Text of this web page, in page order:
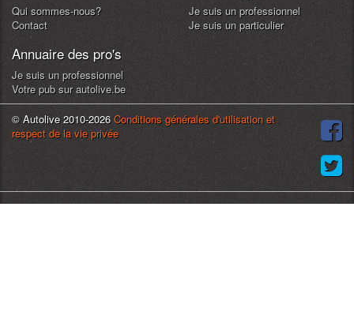
Qui sommes-nous?
Contact
Je suis un professionnel
Je suis un particulier
Annuaire des pro's
Je suis un professionnel
Votre pub sur autolive.be
© Autolive 2010-2026Conditions générales d'utilisation et
respect de la vie privée